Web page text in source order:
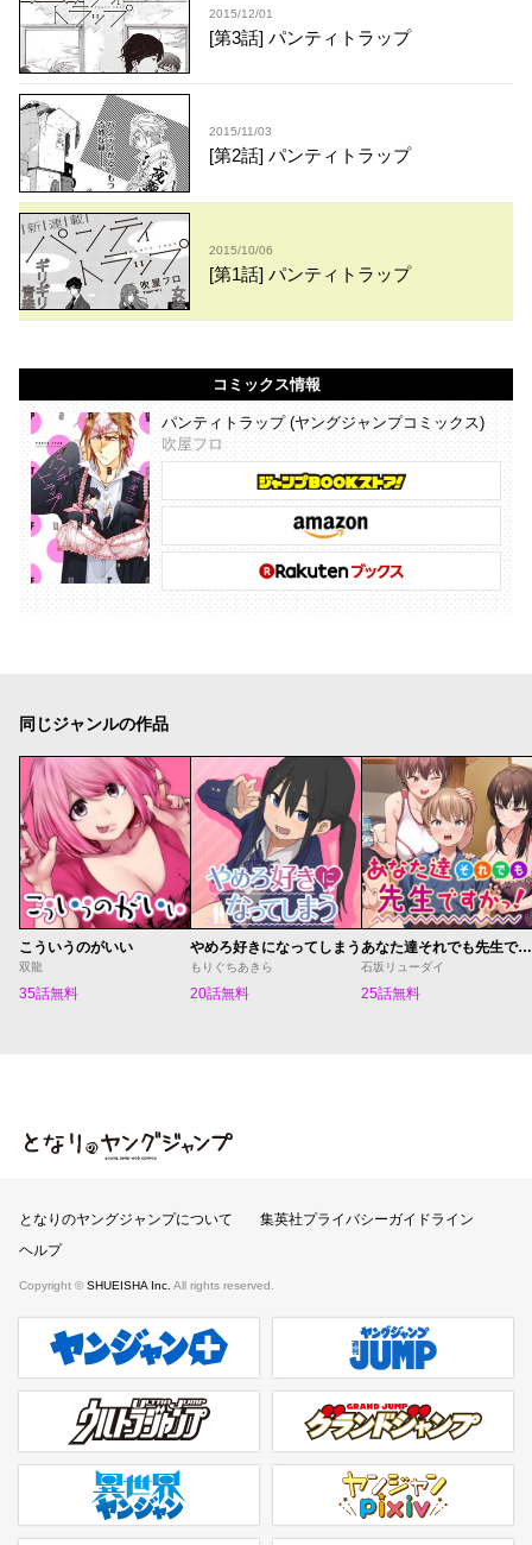
2015/12/01
[第3話] パンティトラップ
2015/11/03
[第2話] パンティトラップ
2015/10/06
[第1話] パンティトラップ
コミックス情報
パンティトラップ (ヤングジャンプコミックス)
吹屋フロ
同じジャンルの作品
こういうのがいい
双龍
35話無料
やめろ好きになってしまう
もりぐちあきら
20話無料
あなた達それでも先生ですかっ！
石坂リューダイ
25話無料
となりのヤングジャンプ
となりのヤングジャンプについて
集英社プライバシーガイドライン
ヘルプ
Copyright © SHUEISHA Inc. All rights reserved.
ヤンジャンプラス 週刊ヤングジャンプ公式サイト
ウルトラジャンプ グランドジャンプ
異世界ヤンジャン ヤンジャンpixiv